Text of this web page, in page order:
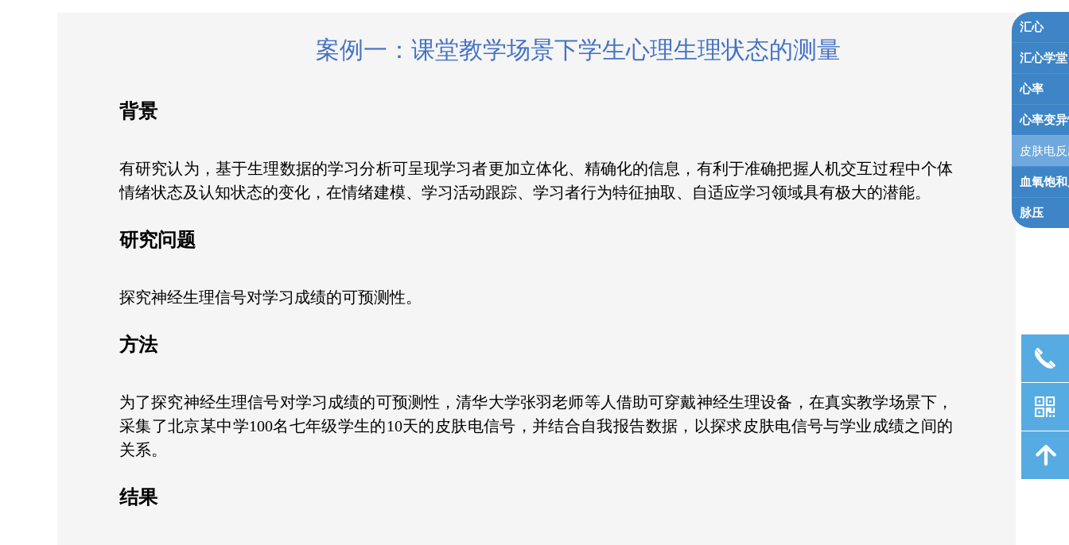
背景
有研究认为，基于生理数据的学习分析可呈现学习者更加立体化、精确化的信息，有利于准确把握人机交互过程中个体
情绪状态及认知状态的变化，在情绪建模、学习活动跟踪、学习者行为特征抽取、自适应学习领域具有极大的潜能。
研究问题
探究神经生理信号对学习成绩的可预测性。
方法
为了探究神经生理信号对学习成绩的可预测性，清华大学张羽老师等人借助可穿戴神经生理设备，在真实教学场景下，
采集了北京某中学100名七年级学生的10天的皮肤电信号，并结合自我报告数据，以探求皮肤电信号与学业成绩之间的
关系。
结果
案例一： 课堂教学场景下学生心理生理状态的测量
汇心
汇心学堂
心率
心率变
皮肤电
血氧饱
脉压
끅
낃
녕